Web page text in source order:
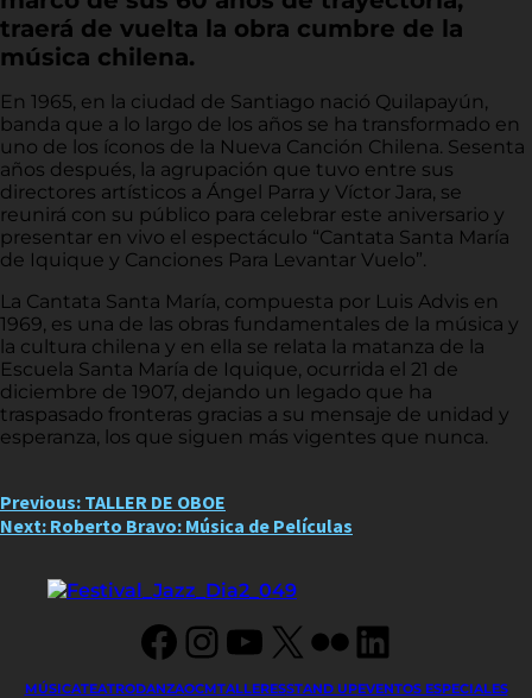
traerá de vuelta la obra cumbre de la
música chilena.
En 1965, en la ciudad de Santiago nació Quilapayún,
banda que a lo largo de los años se ha transformado en
uno de los íconos de la Nueva Canción Chilena. Sesenta
años después, la agrupación que tuvo entre sus
directores artísticos a Ángel Parra y Víctor Jara, se
reunirá con su público para celebrar este aniversario y
presentar en vivo el espectáculo “Cantata Santa María
de Iquique y Canciones Para Levantar Vuelo”.
La Cantata Santa María, compuesta por Luis Advis en
1969, es una de las obras fundamentales de la música y
la cultura chilena y en ella se relata la matanza de la
Escuela Santa María de Iquique, ocurrida el 21 de
diciembre de 1907, dejando un legado que ha
traspasado fronteras gracias a su mensaje de unidad y
esperanza, los que siguen más vigentes que nunca.
Post
navigation
Previous: TALLER DE OBOE
Next: Roberto Bravo: Música de Películas
Facebook
Instagram
YouTube
X FlickrLinkedIn
MÚSICATEATRODANZAOCMTALLERESSTAND UPEVENTOS ESPECIALES